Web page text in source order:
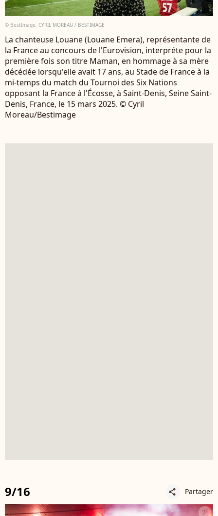
© BestImage, CYRIL MOREAU / BESTIMAGE
La chanteuse Louane (Louane Emera), représentante de
la France au concours de l'Eurovision, interpréte pour la
première fois son titre Maman, en hommage à sa mère
décédée lorsqu'elle avait 17 ans, au Stade de France à la
mi-temps du match du Tournoi des Six Nations
opposant la France à l'Écosse, à Saint-Denis, Seine Saint-
Denis, France, le 15 mars 2025. © Cyril
Moreau/Bestimage
9/16 share Partager